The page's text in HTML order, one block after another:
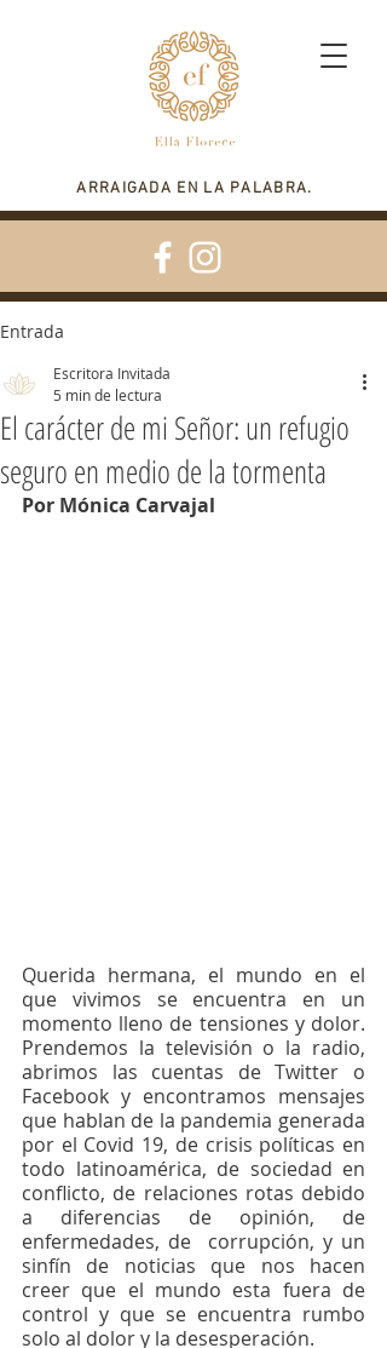
ARRAIGADA EN LA PALABRA.
Entrada
El carácter de mi Señor: un refugio
seguro en medio de la tormenta
Escritora Invitada
5 min de lectura
Por Mónica Carvajal
Querida hermana, el mundo en el
que vivimos se encuentra en un
momento lleno de tensiones y dolor.
Prendemos la televisión o la radio,
abrimos las cuentas de Twitter o
Facebook y encontramos mensajes
que hablan de la pandemia generada
por el Covid 19, de crisis políticas en
todo latinoamérica, de sociedad en
conflicto, de relaciones rotas debido
a diferencias de opinión, de
enfermedades, de  corrupción, y un
sinfín de noticias que nos hacen
creer que el mundo esta fuera de
control y que se encuentra rumbo
solo al dolor y la desesperación.